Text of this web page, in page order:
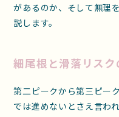
があるのか、そして無理
説します。
細尾根と滑落リス
第二ピークから第三ピー
では進めないとさえ言わ